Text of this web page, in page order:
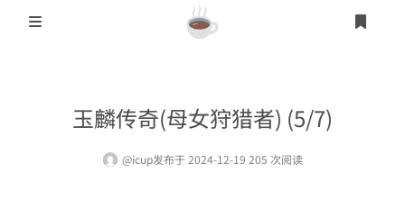
另类其它玉麟传奇(母女狩猎者) (5/7)
@icup发布于 2024-12-19 205 次阅读